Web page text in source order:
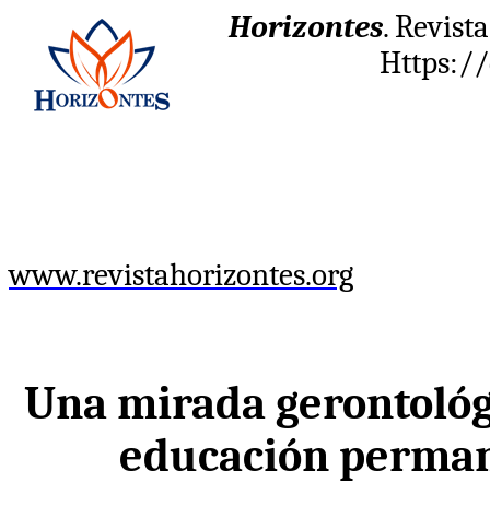
Horizontes.
Https://
www.revistahorizontes.org
Una mirada
educación